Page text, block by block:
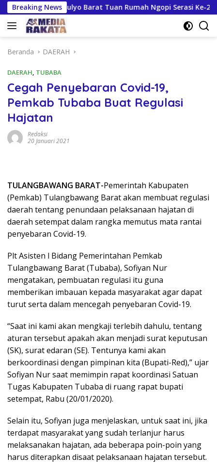
Langsung
ke
konten
Breaking News
Kresnomulyo Barat Tuan Rumah Ngopi Serasi Ke-29
Beranda DAERAH
DAERAH, TUBABA
Cegah Penyebaran Covid-19,
Pemkab Tubaba Buat Regulasi
Hajatan
Redaksi
20 Januari 2021
TULANGBAWANG BARAT-Pemerintah Kabupaten
(Pemkab) Tulangbawang Barat akan membuat regulasi
daerah tentang penundaan pelaksanaan hajatan di
daerah setempat dalam rangka memutus mata rantai
penyebaran Covid-19.
Plt Asisten l Bidang Pemerintahan Pemkab
Tulangbawang Barat (Tubaba), Sofiyan Nur
mengatakan, pembuatan regulasi itu guna
memberikan imbauan kepada masyarakat agar dapat
turut serta dalam mencegah penyebaran Covid-19.
“Saat ini kami akan mengkaji terlebih dahulu, tentang
aturan tersebut apakah akan menjadi surat keputusan
(SK), surat edaran (SE). Tentunya kami akan
berkoordinasi dengan pimpinan kita (Bupati-Red),” ujar
Sofiyan Nur saat memimpin rapat koordinasi Satuan
Tugas Kabupaten Tubaba di ruang rapat bupati
setempat, Rabu (20/01/2020).
Selain itu, Sofiyan juga menjelaskan, untuk saat ini, jika
terdapat masyarakat yang sudah terlanjur harus
melaksanakan hajatan, ada beberapa poin-poin yang
harus diterapkan disaat pelaksanaan hajatan tersebut.